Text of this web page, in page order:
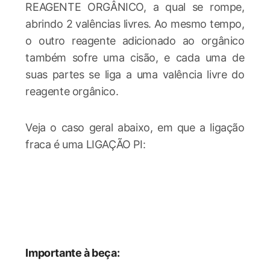
REAGENTE ORGÂNICO, a qual se rompe,
abrindo 2 valências livres. Ao mesmo tempo,
o outro reagente adicionado ao orgânico
também sofre uma cisão, e cada uma de
suas partes se liga a uma valência livre do
reagente orgânico.
Veja o caso geral abaixo, em que a ligação
fraca é uma LIGAÇÃO PI:
Importante à beça: